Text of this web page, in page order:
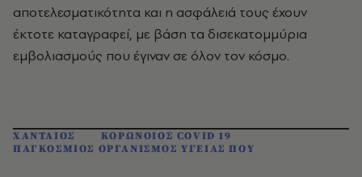
αποτελεσματικότητα και η ασφάλειά τους έχουν
έκτοτε καταγραφεί, με βάση τα δισεκατομμύρια
εμβολιασμούς που έγιναν σε όλον τον κόσμο.
ΧΑΝΤΑΙΟΣ
ΚΟΡΩΝΟΙΟΣ COVID 19
ΠΑΓΚΟΣΜΙΟΣ ΟΡΓΑΝΙΣΜΟΣ ΥΓΕΙΑΣ ΠΟΥ